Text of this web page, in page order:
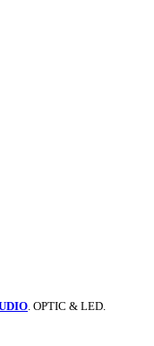
. OPTIC & LED.